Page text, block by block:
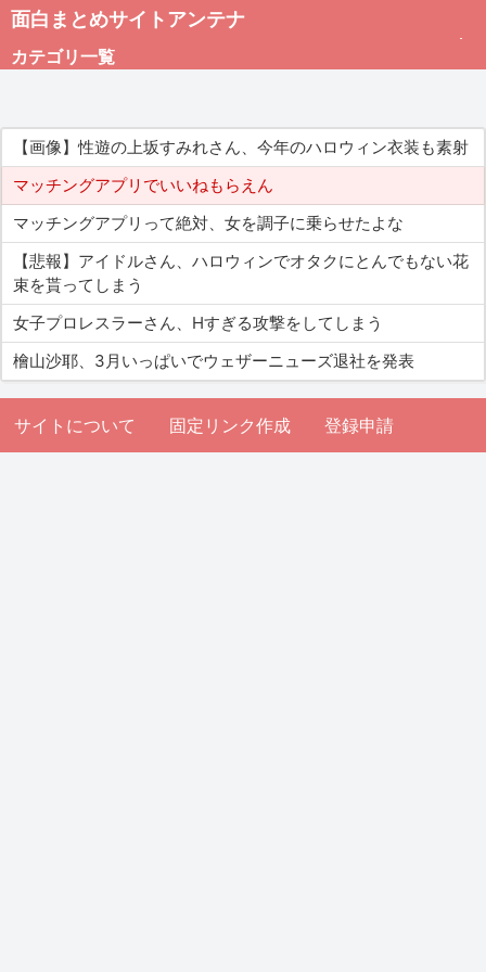
面白まとめサイトアンテナ
カテゴリ一覧
総合
アダルト
【画像】性遊の上坂すみれさん、今年のハロウィン衣装も素射
マッチングアプリでいいねもらえん
マッチングアプリって絶対、女を調子に乗らせたよな
【悲報】アイドルさん、ハロウィンでオタクにとんでもない花
束を貰ってしまう
女子プロレスラーさん、Hすぎる攻撃をしてしまう
檜山沙耶、3月いっぱいでウェザーニューズ退社を発表
サイトについて 固定リンク作成 登録申請